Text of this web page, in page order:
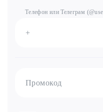
Телефон или Teлеграм